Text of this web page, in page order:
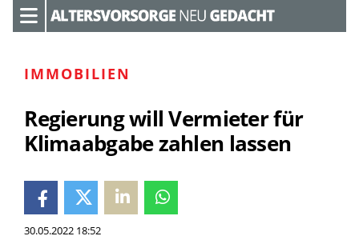
IMMOBILIEN
Regierung will Vermieter für
Klimaabgabe zahlen lassen
30.05.2022 18:52